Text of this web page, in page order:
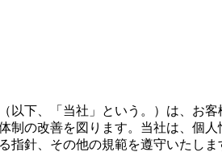
以下、「当社」という。）は、お
制の改善を図ります。当社は、個
指針、その他の規範を遵守いたしま